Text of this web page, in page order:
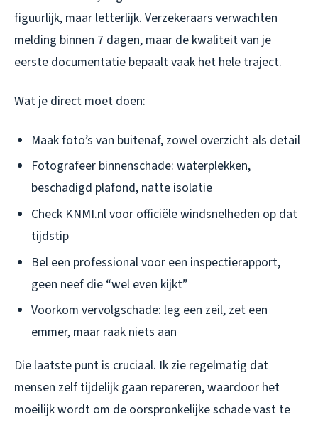
figuurlijk, maar letterlijk. Verzekeraars verwachten
melding binnen 7 dagen, maar de kwaliteit van je
eerste documentatie bepaalt vaak het hele traject.
Wat je direct moet doen:
Maak foto’s van buitenaf, zowel overzicht als detail
Fotografeer binnenschade: waterplekken,
beschadigd plafond, natte isolatie
Check KNMI.nl voor officiële windsnelheden op dat
tijdstip
Bel een professional voor een inspectierapport,
geen neef die “wel even kijkt”
Voorkom vervolgschade: leg een zeil, zet een
emmer, maar raak niets aan
Die laatste punt is cruciaal. Ik zie regelmatig dat
mensen zelf tijdelijk gaan repareren, waardoor het
moeilijk wordt om de oorspronkelijke schade vast te